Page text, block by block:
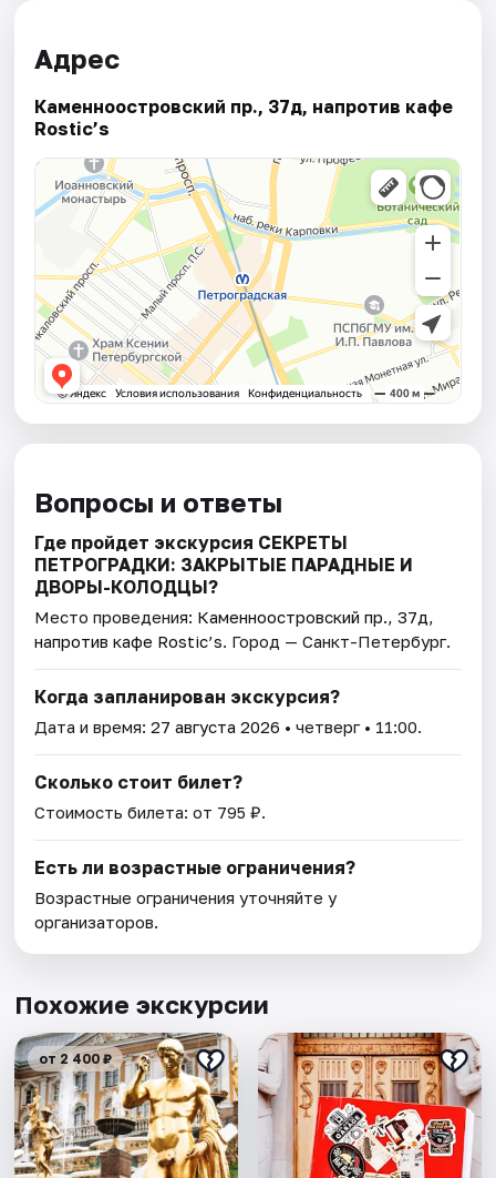
Адрес
Каменноостровский пр., 37д, напротив кафе
Rostic’s
Вопросы и ответы
Где пройдет экскурсия СЕКРЕТЫ
ПЕТРОГРАДКИ: ЗАКРЫТЫЕ ПАРАДНЫЕ И
ДВОРЫ-КОЛОДЦЫ?
Место проведения: Каменноостровский пр., 37д,
напротив кафе Rostic’s. Город — Санкт-Петербург.
Когда запланирован экскурсия?
Дата и время:27 августа 2026 • четверг • 11:00.
Сколько стоит билет?
Стоимость билета: от 795 ₽.
Есть ли возрастные ограничения?
Возрастные ограничения уточняйте у
организаторов.
Похожие экскурсии
от 2 400 ₽